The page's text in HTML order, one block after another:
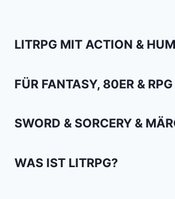
GEFÄHRLICHER
LITRPG MIT ACTION &
FÜR FANTASY, 80ER &
SWORD & SORCERY &
WAS IST LITRPG?